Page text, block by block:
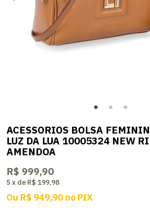
ACESSORIOS BOLSA
LUZ DA LUA 10005324 NEW
AMENDOA
R$ 999,90
5 x de R$ 199,98
Ou R$ 949,90 no PIX